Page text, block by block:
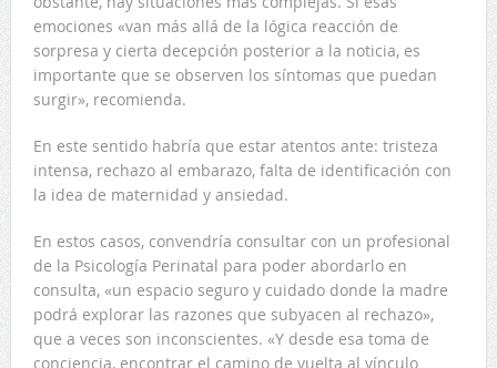
emociones «van más allá de la lógica reacción de
sorpresa y cierta decepción posterior a la noticia, es
importante que se observen los síntomas que puedan
surgir», recomienda.
En este sentido habría que estar atentos ante: tristeza
intensa, rechazo al embarazo, falta de identificación con
la idea de maternidad y ansiedad.
En estos casos, convendría consultar con un profesional
de la Psicología Perinatal para poder abordarlo en
consulta, «un espacio seguro y cuidado donde la madre
podrá explorar las razones que subyacen al rechazo»,
que a veces son inconscientes. «Y desde esa toma de
conciencia, encontrar el camino de vuelta al vínculo